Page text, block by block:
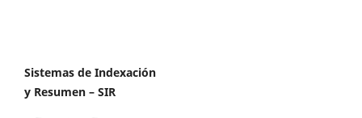
Sistemas de Indexación
y Resumen – SIR